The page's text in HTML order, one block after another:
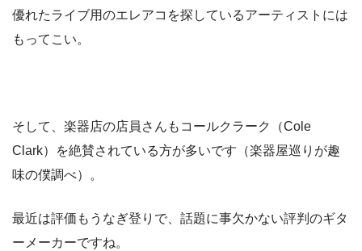
優れたライブ用のエレアコを探しているアーティストには
もってこい。
そして、楽器店の店員さんもコールクラーク（Cole
Clark）を絶賛されている方が多いです（楽器屋巡りが趣
味の僕調べ）。
最近は評価もうなぎ登りで、話題に事欠かない評判のギタ
ーメーカーですね。